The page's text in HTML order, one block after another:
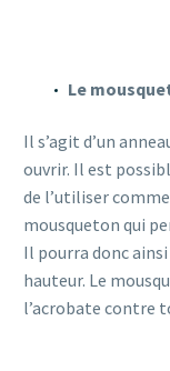
Le
Il s’agit d’un
ouvrir. Il est
de l’utiliser
mousqueton qui
Il pourra donc
hauteur. Le
l’acrobate contre